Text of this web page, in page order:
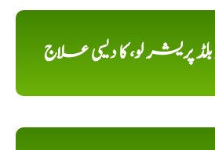
بلڈ پریشر لو، کا دیسی علاج